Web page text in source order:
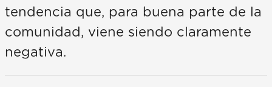
tendencia que, para buena parte de la
comunidad, viene siendo claramente
negativa.